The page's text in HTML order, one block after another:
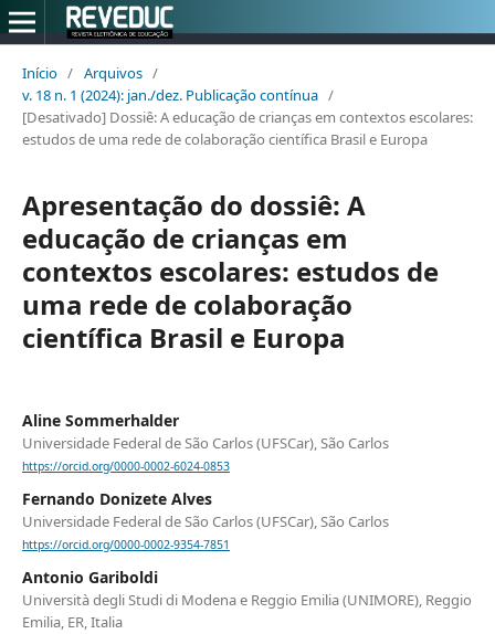
Início / Arquivos /
v. 18 n. 1 (2024): jan./dez. Publicação contínua /
[Desativado] Dossiê: A educação de crianças em contextos escolares:
estudos de uma rede de colaboração científica Brasil e Europa
Apresentação do dossiê: A
educação de crianças em
contextos escolares: estudos de
uma rede de colaboração
científica Brasil e Europa
Aline Sommerhalder
Universidade Federal de São Carlos (UFSCar), São Carlos
https://orcid.org/0000-0002-6024-0853
Fernando Donizete Alves
Universidade Federal de São Carlos (UFSCar), São Carlos
https://orcid.org/0000-0002-9354-7851
Antonio Gariboldi
Università degli Studi di Modena e Reggio Emilia (UNIMORE), Reggio
Emilia, ER, Italia